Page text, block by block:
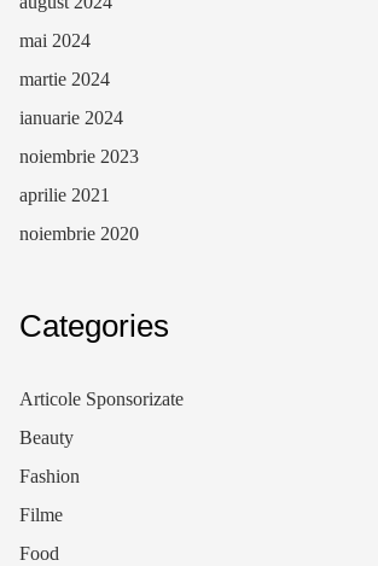
mai 2024
martie 2024
ianuarie 2024
noiembrie 2023
aprilie 2021
noiembrie 2020
Categories
Articole Sponsorizate
Beauty
Fashion
Filme
Food